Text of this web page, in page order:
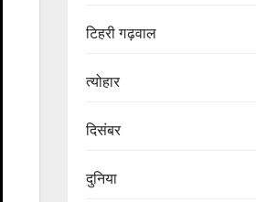
टिहरी गढ़वाल
त्योहार
दिसंबर
दुनिया